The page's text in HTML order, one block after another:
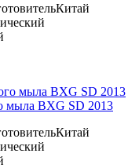
Китай
мыла BXG SD 2013
Китай